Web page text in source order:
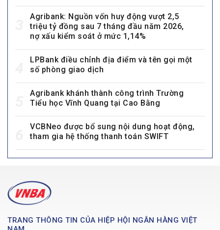
Agribank: Nguồn vốn huy động vượt 2,5
triệu tỷ đồng sau 7 tháng đầu năm 2026,
nợ xấu kiểm soát ở mức 1,14%
LPBank điều chỉnh địa điểm và tên gọi một
số phòng giao dịch
Agribank khánh thành công trình Trường
Tiểu học Vĩnh Quang tại Cao Bằng
VCBNeo được bổ sung nội dung hoạt động,
tham gia hệ thống thanh toán SWIFT
TRANG THÔNG TIN CỦA HIỆP HỘI NGÂN HÀNG VIỆT